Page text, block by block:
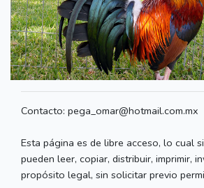
Contacto: pega_omar@hotmail.com.mx
Esta página es de libre acceso, lo cual
pueden leer, copiar, distribuir,
propósito legal, sin solicitar previo